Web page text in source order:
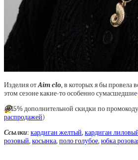
Изделия отAim clo, в которых я бы провела
этом сезоне какие-то особенно сумасшедшие
🤩15% дополнительной скидки по
распродажей)
Ссылки: кардиган желтый,кардиган
розовый,косынка,поло голубое,юбка